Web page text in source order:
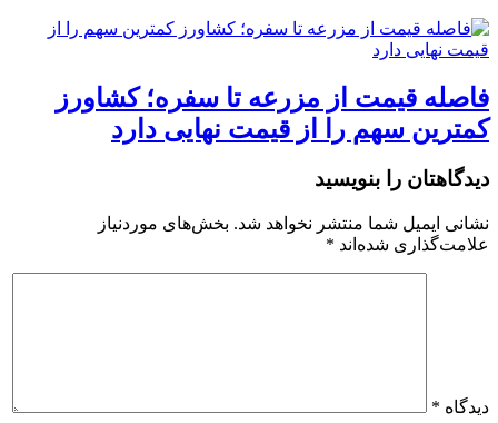
فاصله قیمت از مزرعه تا سفره؛ کشاورز
کمترین سهم را از قیمت نهایی دارد
دیدگاهتان را بنویسید
نشانی ایمیل شما منتشر نخواهد شد. بخش‌های موردنیاز
علامت‌گذاری شده‌اند *
دیدگاه *